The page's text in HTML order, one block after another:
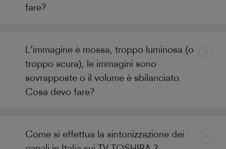
fare?
L'immagine è mossa, troppo luminosa (o
troppo scura), le immagini sono
sovrapposte o il volume è sbilanciato.
Cosa devo fare?
Come si effettua la sintonizzazione dei